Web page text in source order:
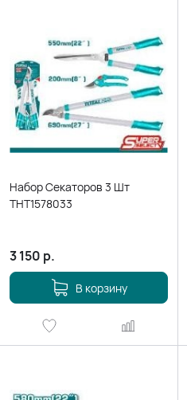
Набор Секаторов 3 Шт
THT1578033
3 150 р.
В корзину